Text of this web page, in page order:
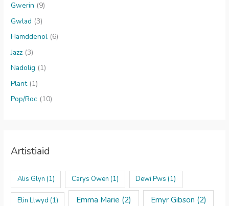
Gwerin (9)
Gwlad (3)
Hamddenol (6)
Jazz (3)
Nadolig (1)
Plant(1)
Pop/Roc (10)
Artistiaid
Alis Glyn (1) Carys Owen (1) Dewi Pws (1)
Elin Llwyd (1) Emma Marie (2) Emyr Gibson (2)